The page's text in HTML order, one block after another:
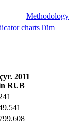
Methodology
chartsTüm
2011
RUB